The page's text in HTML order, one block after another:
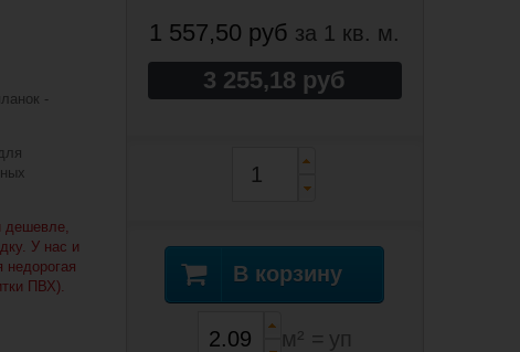
-
дешевле,
У нас и
недорогая
ПВХ).
1 557,50 руб за 1 кв. м.
3 255,18 руб
В корзину
м² = уп